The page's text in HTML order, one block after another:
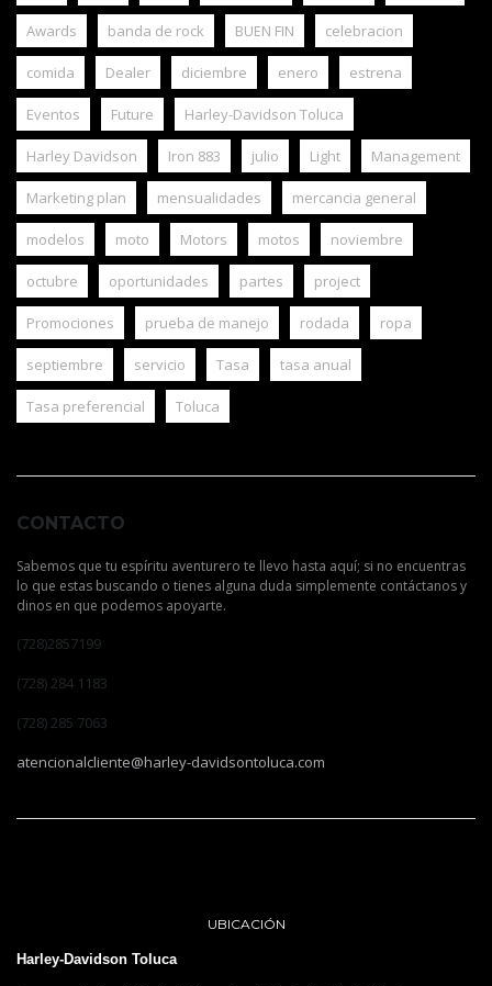
Awards banda de rock BUEN FIN celebracion
comida Dealer diciembre enero estrena
Eventos Future Harley-Davidson Toluca
Harley Davidson Iron 883 julio Light Management
Marketing plan mensualidades mercancia general
modelos moto Motors motos noviembre
octubre oportunidades partes project
Promociones prueba de manejo rodada ropa
septiembre servicio Tasa tasa anual
Tasa preferencial Toluca
CONTACTO
Sabemos que tu espíritu aventurero te llevo hasta aquí; si no encuentras
lo que estas buscando o tienes alguna duda simplemente contáctanos y
dinos en que podemos apoyarte.
(728)2857199
(728) 284 1183
(728) 285 7063
atencionalcliente@harley-davidsontoluca.com
UBICACIÓN
Harley-Davidson Toluca